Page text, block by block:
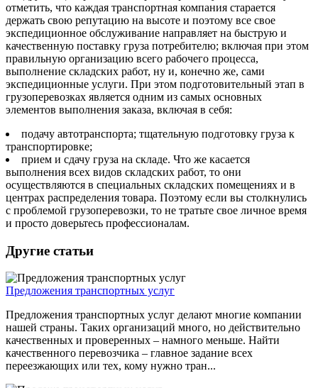
отметить, что каждая транспортная компания старается
держать свою репутацию на высоте и поэтому все свое
экспедиционное обслуживание направляет на быструю и
качественную поставку груза потребителю; включая при этом
правильную организацию всего рабочего процесса,
выполнение складских работ, ну и, конечно же, сами
экспедиционные услуги. При этом подготовительный этап в
грузоперевозках является одним из самых основных
элементов выполнения заказа, включая в себя:
подачу автотранспорта; тщательную подготовку груза к
транспортировке;
прием и сдачу груза на складе. Что же касается
выполнения всех видов складских работ, то они
осуществляются в специальных складских помещениях и в
центрах распределения товара. Поэтому если вы столкнулись
с проблемой грузоперевозки, то не тратьте свое личное время
и просто доверьтесь профессионалам.
Другие статьи
Предложения транспортных услуг
Предложения транспортных услуг делают многие компании
нашей страны. Таких организаций много, но действительно
качественных и проверенных – намного меньше. Найти
качественного перевозчика – главное задание всех
переезжающих или тех, кому нужно тран...